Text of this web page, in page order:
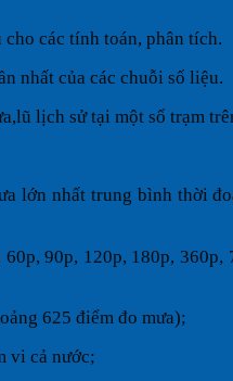
các tính toán, phân tích.
nhất của các chuỗi số liệu.
lịch sử tại một số trạm
lớn nhất trung bình thời
90p, 120p, 180p,
625 điểm đo mưa);
vi cả nước;